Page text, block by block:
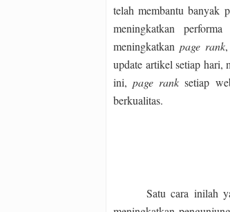
telah membantu banyak
meningkatkan
meningkatkan page rank
update artikel setiap hari,
ini,page rank setiap
berkualitas.
Satu cara inilah